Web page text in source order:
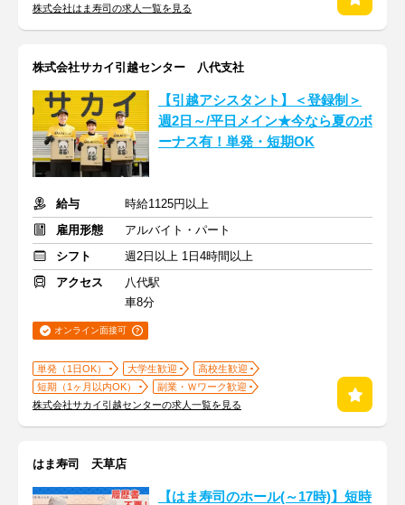
株式会社はま寿司の求人一覧を見る
株式会社サカイ引越センター 八代支社
【引越アシスタント】＜登録制＞
週2日～/平日メイン★今なら夏のボ
ーナス有！単発・短期OK
給与
時給1125円以上
雇用形態
アルバイト・パート
シフト
週2日以上 1日4時間以上
アクセス
八代駅
車8分
オンライン面接可
単発（1日OK） 大学生歓迎
高校生歓迎
短期（1ヶ月以内OK）
副業・Ｗワーク歓迎
株式会社サカイ引越センターの求人一覧を見る
はま寿司 天草店
【はま寿司のホール(～17時)】短時